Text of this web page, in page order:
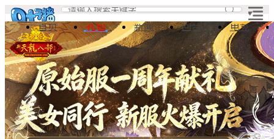
首页 礼包 新闻 回合 电竞